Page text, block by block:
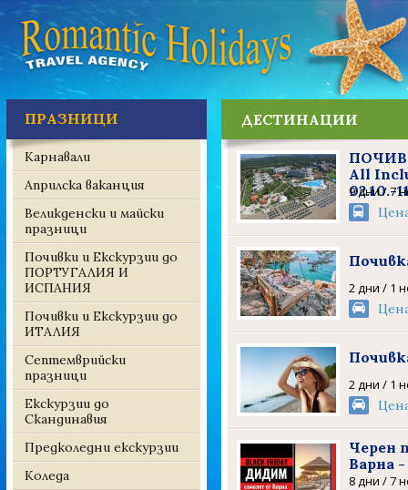
ПРАЗНИЦИ
Карнавали
Априлска ваканция
Великденски и майски
празници
Почивки и Екскурзии до
ПОРТУГАЛИЯ И
ИСПАНИЯ
Почивки и Екскурзии до
ИТАЛИЯ
Септемврийски
празници
Екскурзии до
Скандинавия
Предколедни екскурзии
Коледа
ДЕСТИНАЦИИ
All
02.10.-
9 дни / 7
2 дни / 1
2 дни / 1
Черен
Варна
8 дни / 7